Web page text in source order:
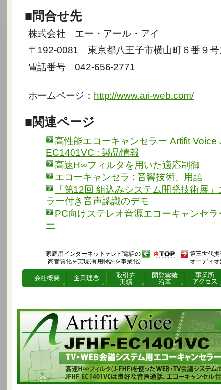
■問合せ先
株式会社 エー・アール・アイ
〒192-0081 東京都八王子市横山町６番９号
電話番号 042-656-2771
ホームページ： http://www.ari-web.com/
■関連ページ
高性能エコーキャンセラー Artifit Voice
EC1401VC : 製品情報
高速H∞フィルタを用いた適応制御
エコーキャンセラ : 音響技術、用語
「第12回 組込みシステム開発技術展
ラー付き音声認識のデモ
PC向けステレオ音源エコーキャンセ
ー
家庭用インターネットテレビ電話の
高音質化を実現(有用特許を事業化)
第三世代
オーディ
TV・WEB会議システム用エコーキャンセラー Artifit Voice JFHF-EC1401VC
高速H∞フィルタ(J-FHF)を使ったWEB・TV会議システム向けエコーキャン
音声通話、エコーキャンセル性能を実現します。